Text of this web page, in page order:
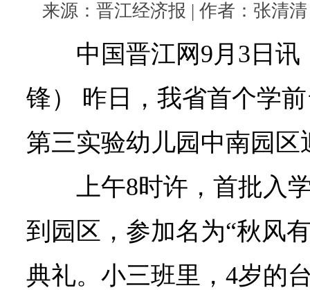
来源：晋江经济报 | 作者：张清
中国晋江网9月3日
锋） 昨日，我省首个学
第三实验幼儿园中南园区
上午8时许，首批入
到园区，参加名为“秋风
典礼。小三班里，4岁的